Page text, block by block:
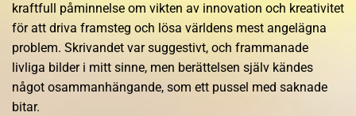
kraftfull påminnelse om vikten av innovation och kreativitet
för att driva framsteg och lösa världens mest angelägna
problem. Skrivandet var suggestivt, och frammanade
livliga bilder i mitt sinne, men berättelsen själv kändes
något osammanhängande, som ett pussel med saknade
bitar.